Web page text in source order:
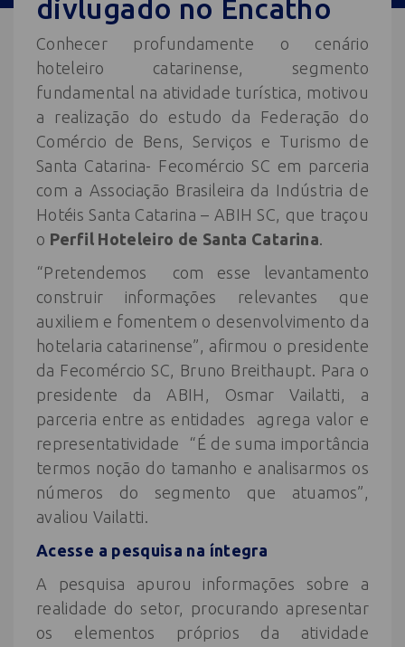
divlugado no Encatho
Conhecer profundamente o cenário
hoteleiro catarinense, segmento
fundamental na atividade turística, motivou
a realização do estudo da Federação do
Comércio de Bens, Serviços e Turismo de
Santa Catarina- Fecomércio SC em parceria
com a Associação Brasileira da Indústria de
Hotéis Santa Catarina – ABIH SC, que traçou
o Perfil Hoteleiro de Santa Catarina.
“Pretendemos com esse levantamento
construir informações relevantes que
auxiliem e fomentem o desenvolvimento da
hotelaria catarinense”, afirmou o presidente
da Fecomércio SC, Bruno Breithaupt. Para o
presidente da ABIH, Osmar Vailatti, a
parceria entre as entidades agrega valor e
representatividade “É de suma importância
termos noção do tamanho e analisarmos os
números do segmento que atuamos”,
avaliou Vailatti.
Acesse a pesquisa na íntegra
A pesquisa apurou informações sobre a
realidade do setor, procurando apresentar
os elementos próprios da atividade